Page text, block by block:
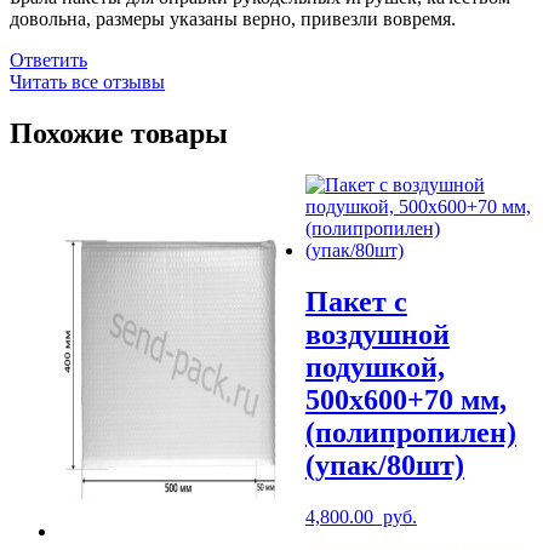
довольна, размеры указаны верно, привезли вовремя.
Ответить
Читать все отзывы
Похожие товары
Пакет с
воздушной
подушкой,
500х600+70 мм,
(полипропилен)
(упак/80шт)
4,800.00 руб.